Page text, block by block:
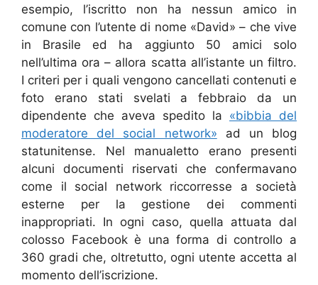
esempio, l’iscritto non ha nessun amico in
comune con l’utente di nome «David» – che vive
in Brasile ed ha aggiunto 50 amici solo
nell’ultima ora – allora scatta all’istante un filtro.
I criteri per i quali vengono cancellati contenuti e
foto erano stati svelati a febbraio da un
dipendente che aveva spedito la «bibbia del
moderatore del social network» ad un blog
statunitense. Nel manualetto erano presenti
alcuni documenti riservati che confermavano
come il social network riccorresse a società
esterne per la gestione dei commenti
inappropriati. In ogni caso, quella attuata dal
colosso Facebook è una forma di controllo a
360 gradi che, oltretutto, ogni utente accetta al
momento dell’iscrizione.